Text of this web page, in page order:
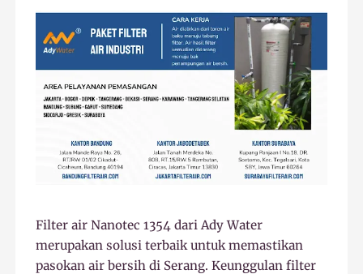
Filter air Nanotec 1354 dari Ady Water
merupakan solusi terbaik untuk memastikan
pasokan air bersih di Serang. Keunggulan filter